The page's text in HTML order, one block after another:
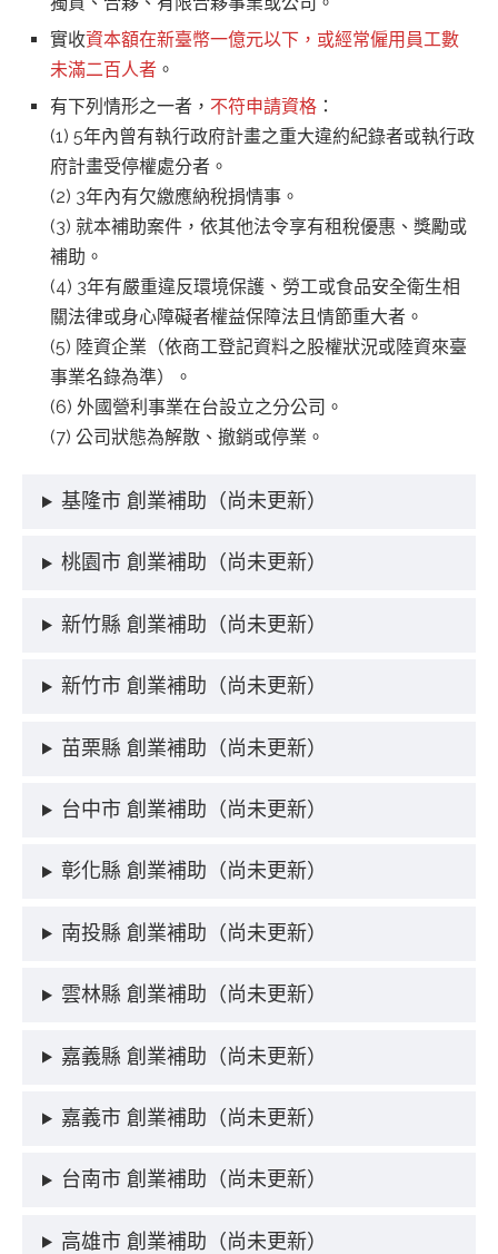
實收資本額在新臺幣一億元以下，或經常僱用員工數
未滿二百人者 。
有下列情形之一者， 不符申請資格 ：
(1) 5年內曾有執行政府計畫之重大違約紀錄者或執行政
府計畫受停權處分者。
(2) 3年內有欠繳應納稅捐情事。
(3) 就本補助案件，依其他法令享有租稅優惠、獎勵或
補助。
(4) 3年有嚴重違反環境保護、勞工或食品安全衛生相
關法律或身心障礙者權益保障法且情節重大者。
(5) 陸資企業（依商工登記資料之股權狀況或陸資來臺
事業名錄為準）。
(6) 外國營利事業在台設立之分公司。
(7) 公司狀態為解散、撤銷或停業。
基隆市 創業補助（尚未更新）
桃園市 創業補助（尚未更新）
新竹縣 創業補助（尚未更新）
新竹市 創業補助（尚未更新）
苗栗縣 創業補助（尚未更新）
台中市 創業補助（尚未更新）
彰化縣 創業補助（尚未更新）
南投縣 創業補助（尚未更新）
雲林縣 創業補助（尚未更新）
嘉義縣 創業補助（尚未更新）
嘉義市 創業補助（尚未更新）
台南市 創業補助（尚未更新）
高雄市 創業補助（尚未更新）